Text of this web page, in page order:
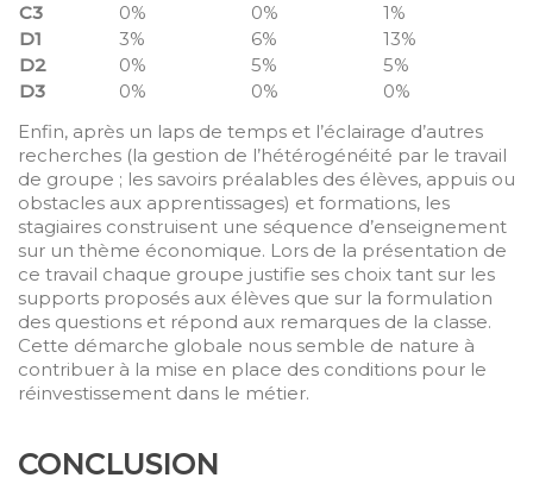
C3
0% 0%
1%
D1
3% 6%
13%
D2
0% 5%
5%
D3
0% 0%
0%
Enfin, après un laps de temps et l’éclairage d’autres
recherches (la gestion de l’hétérogénéité par le travail
de groupe ; les savoirs préalables des élèves, appuis ou
obstacles aux apprentissages) et formations, les
stagiaires construisent une séquence d’enseignement
sur un thème économique. Lors de la présentation de
ce travail chaque groupe justifie ses choix tant sur les
supports proposés aux élèves que sur la formulation
des questions et répond aux remarques de la classe.
Cette démarche globale nous semble de nature à
contribuer à la mise en place des conditions pour le
réinvestissement dans le métier.
CONCLUSION